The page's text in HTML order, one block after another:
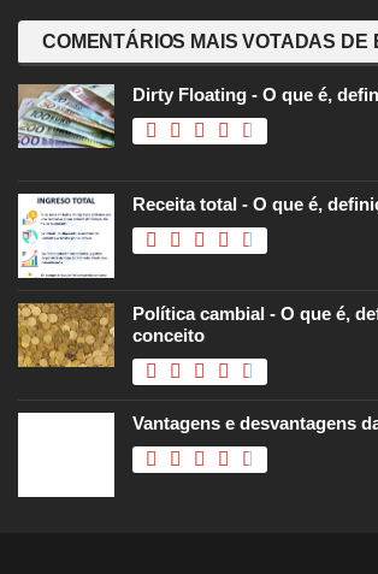
COMENTÁRIOS MAIS VOTADAS DE
Dirty Floating - O que é,
Receita total - O que é,
Política cambial - O que é,
conceito
Vantagens e desvantagens